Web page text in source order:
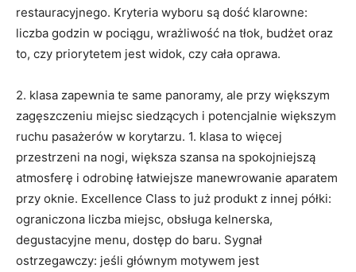
restauracyjnego. Kryteria wyboru są dość klarowne:
liczba godzin w pociągu, wrażliwość na tłok, budżet oraz
to, czy priorytetem jest widok, czy cała oprawa.
2. klasa zapewnia te same panoramy, ale przy większym
zagęszczeniu miejsc siedzących i potencjalnie większym
ruchu pasażerów w korytarzu. 1. klasa to więcej
przestrzeni na nogi, większa szansa na spokojniejszą
atmosferę i odrobinę łatwiejsze manewrowanie aparatem
przy oknie. Excellence Class to już produkt z innej półki:
ograniczona liczba miejsc, obsługa kelnerska,
degustacyjne menu, dostęp do baru. Sygnał
ostrzegawczy: jeśli głównym motywem jest